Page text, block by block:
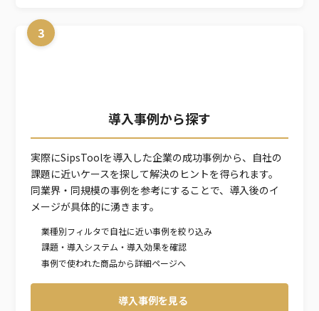
3
導入事例から探す
実際にSipsToolを導入した企業の成功事例から、自社の
課題に近いケースを探して解決のヒントを得られます。
同業界・同規模の事例を参考にすることで、導入後のイ
メージが具体的に湧きます。
業種別フィルタで自社に近い事例を絞り込み
課題・導入システム・導入効果を確認
事例で使われた商品から詳細ページへ
導入事例を見る